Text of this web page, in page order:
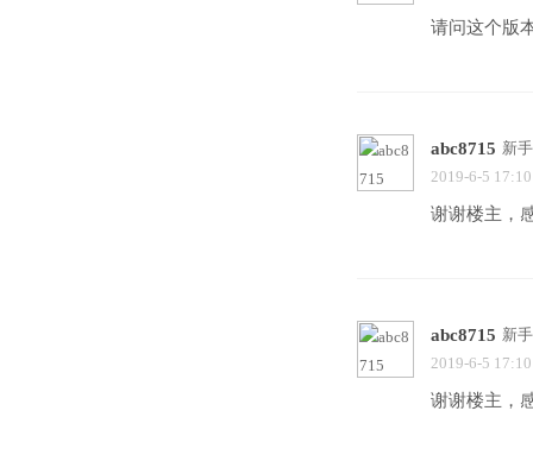
请问这个版
abc8715 新
2019-6-5
谢谢楼主，
abc8715 新
2019-6-5
谢谢楼主，